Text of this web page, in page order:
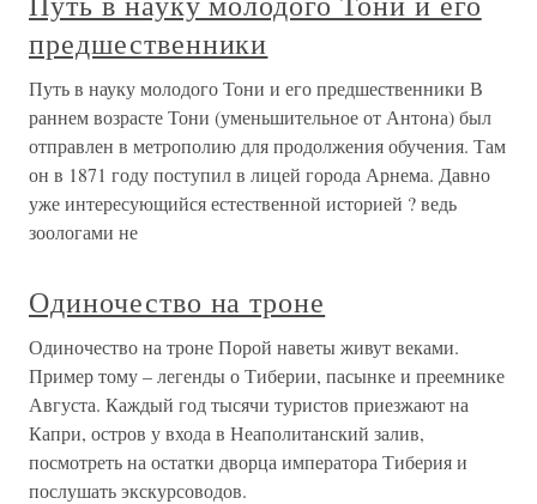
предшественники
Путь в науку молодого Тони и его предшественники В
раннем возрасте Тони (уменьшительное от Антона) был
отправлен в метрополию для продолжения обучения. Там
он в 1871 году поступил в лицей города Арнема. Давно
уже интересующийся естественной историей ? ведь
зоологами не
Одиночество на троне
Одиночество на троне Порой наветы живут веками.
Пример тому – легенды о Тиберии, пасынке и преемнике
Августа. Каждый год тысячи туристов приезжают на
Капри, остров у входа в Неаполитанский залив,
посмотреть на остатки дворца императора Тиберия и
послушать экскурсоводов.